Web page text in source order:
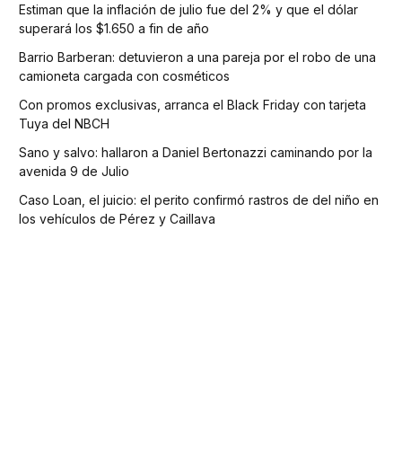
Estiman que la inflación de julio fue del 2% y que el dólar
superará los $1.650 a fin de año
Barrio Barberan: detuvieron a una pareja por el robo de una
camioneta cargada con cosméticos
Con promos exclusivas, arranca el Black Friday con tarjeta
Tuya del NBCH
Sano y salvo: hallaron a Daniel Bertonazzi caminando por la
avenida 9 de Julio
Caso Loan, el juicio: el perito confirmó rastros de del niño en
los vehículos de Pérez y Caillava